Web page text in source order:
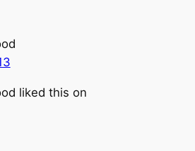
liked this on